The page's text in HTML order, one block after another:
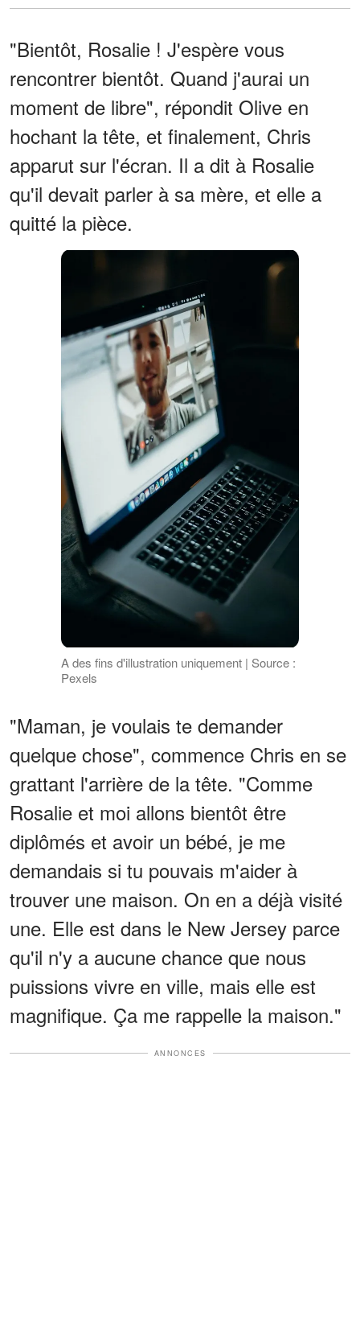
"Bientôt, Rosalie ! J'espère vous
rencontrer bientôt. Quand j'aurai un
moment de libre", répondit Olive en
hochant la tête, et finalement, Chris
apparut sur l'écran. Il a dit à Rosalie
qu'il devait parler à sa mère, et elle a
quitté la pièce.
A des fins d'illustration uniquement | Source :
Pexels
"Maman, je voulais te demander
quelque chose", commence Chris en se
grattant l'arrière de la tête. "Comme
Rosalie et moi allons bientôt être
diplômés et avoir un bébé, je me
demandais si tu pouvais m'aider à
trouver une maison. On en a déjà visité
une. Elle est dans le New Jersey parce
qu'il n'y a aucune chance que nous
puissions vivre en ville, mais elle est
magnifique. Ça me rappelle la maison."
ANNONCES